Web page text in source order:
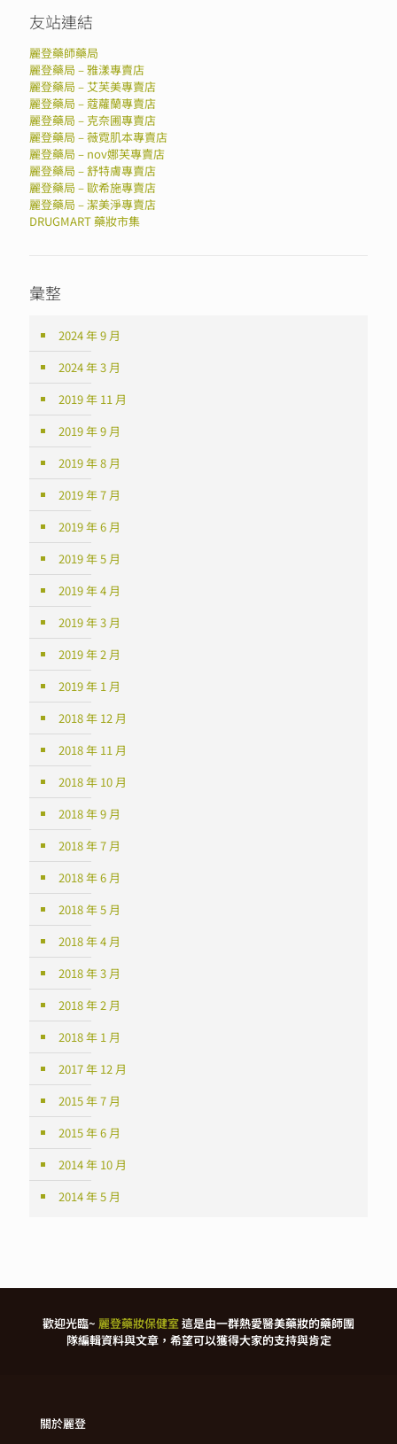
友站連結
麗登藥師藥局
麗登藥局 – 雅漾專賣店
麗登藥局 – 艾芙美專賣店
麗登藥局 – 蔻蘿蘭專賣店
麗登藥局 – 克奈圃專賣店
麗登藥局 – 薇霓肌本專賣店
麗登藥局 – nov娜芙專賣店
麗登藥局 – 舒特膚專賣店
麗登藥局 – 歐希施專賣店
麗登藥局 – 潔美淨專賣店
DRUGMART 藥妝市集
彙整
2024 年 9 月
2024 年 3 月
2019 年 11 月
2019 年 9 月
2019 年 8 月
2019 年 7 月
2019 年 6 月
2019 年 5 月
2019 年 4 月
2019 年 3 月
2019 年 2 月
2019 年 1 月
2018 年 12 月
2018 年 11 月
2018 年 10 月
2018 年 9 月
2018 年 7 月
2018 年 6 月
2018 年 5 月
2018 年 4 月
2018 年 3 月
2018 年 2 月
2018 年 1 月
2017 年 12 月
2015 年 7 月
2015 年 6 月
2014 年 10 月
2014 年 5 月
歡迎光臨~ 麗登藥妝保健室這是由一群熱愛醫美藥妝的藥師團
隊編輯資料與文章，希望可以獲得大家的支持與肯定
關於麗登